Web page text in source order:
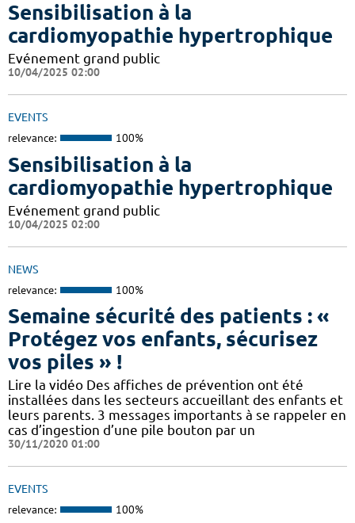
Sensibilisation à la
cardiomyopathie hypertrophique
Evénement grand public
10/04/2025 02:00
EVENTS
relevance: 100%
Sensibilisation à la
cardiomyopathie hypertrophique
Evénement grand public
10/04/2025 02:00
NEWS
relevance: 100%
Semaine sécurité des patients : «
Protégez vos enfants, sécurisez
vos piles » !
Lire la vidéo Des affiches de prévention ont été
installées dans les secteurs accueillant des enfants et
leurs parents. 3 messages importants à se rappeler en
cas d’ingestion d’une pile bouton par un
30/11/2020 01:00
EVENTS
relevance: 100%